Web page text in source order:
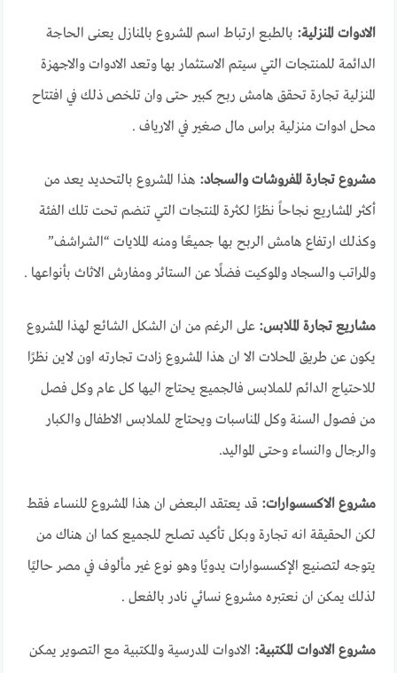
الادوات المنزلية: بالطبع ارتباط اسم المشروع بالمنازل يعنى الحاجة
الدائمة للمنتجات التي سيتم الاستثمار بها وتعد الادوات والاجهزة
المنزلية تجارة تحقق هامش ربح كبير حتى وان تلخص ذلك في افتتاح
محل ادوات منزلية براس مال صغير في الارياف .
مشروع تجارة المفروشات والسجاد: هذا المشروع بالتحديد يعد من
أكثر المشاريع نجاحاً نظرًا لكثرة المنتجات التي تنضم تحت تلك الفئة
وكذلك ارتفاع هامش الربح بها جميعًا ومنه الملايات “الشراشف”
والمراتب والسجاد والموكيت فضلًا عن الستائر ومفارش الاثاث بأنواعها .
مشاريع تجارة الملابس:على الرغم من ان الشكل الشائع لهذا المشروع
يكون عن طريق المحلات الا ان هذا المشروع زادت تجارته اون لاين نظرًا
للاحتياج الدائم للملابس فالجميع يحتاج اليها كل عام وكل فصل
من فصول السنة وكل المناسبات ويحتاج للملابس الاطفال والكبار
والرجال والنساء وحتى المواليد.
مشروع الاكسسوارات: قد يعتقد البعض ان هذا المشروع للنساء فقط
لكن الحقيقة انه تجارة وبكل تأكيد تصلح للجميع كما ان هناك من
يتوجه لتصنيع الإكسسوارات يدويًا وهو نوع غير مألوف في مصر حاليًا
لذلك يمكن ان نعتبره مشروع نسائي نادر بالفعل .
مشروع الادوات المكتبية: الادوات المدرسية والمكتبية مع التصوير يمكن